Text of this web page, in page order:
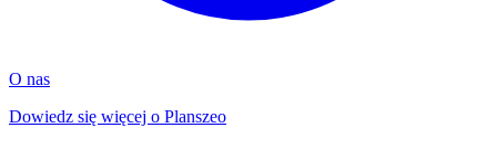
O nas
Dowiedz się więcej o Planszeo